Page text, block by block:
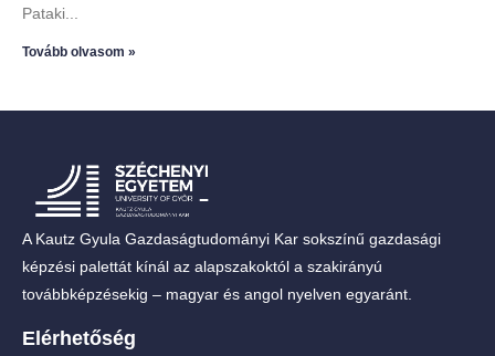
Pataki
Tovább olvasom »
A Kautz Gyula Gazdaságtudományi Kar sokszínű gazdasági
képzési palettát kínál az alapszakoktól a szakirányú
továbbképzésekig – magyar és angol nyelven egyaránt.
Elérhetőség